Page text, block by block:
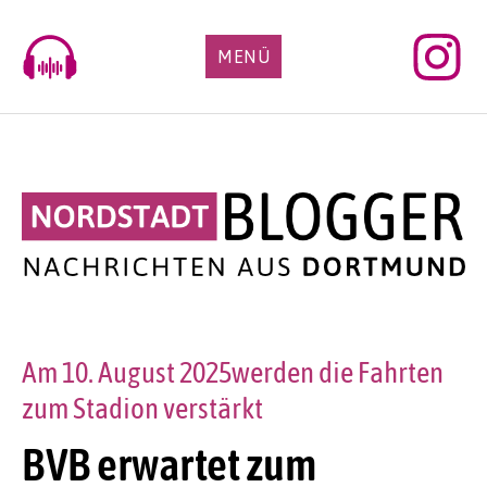
content
MENÜ
BVB erwartet zum
Am 10. August 2025werden die Fahrten
zum Stadion verstärkt